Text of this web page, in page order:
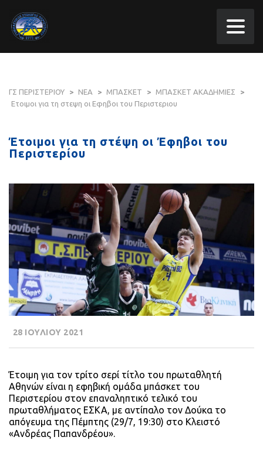
ΓΣ ΠΕΡΙΣΤΕΡΙΟΥ > ΝΕΑ > ΜΠΑΣΚΕΤ > ΜΠΑΣΚΕΤ ΑΚΑΔΗΜΙΕΣ
>
Ετοιμοι για τη στεψη οι Εφηβοι του Περιστεριου
Έτοιμοι για τη στέψη οι Έφηβοι του
Περιστερίου
28 ΙΟΥΛΙΟΥ 2021
Έτοιμη για τον τρίτο σερί τίτλο του πρωταθλητή
Αθηνών είναι η εφηβική ομάδα μπάσκετ του
Περιστερίου στον επαναληπτικό τελικό του
πρωταθλήματος ΕΣΚΑ, με αντίπαλο τον Δούκα το
απόγευμα της Πέμπτης (29/7, 19:30) στο Κλειστό
«Ανδρέας Παπανδρέου».